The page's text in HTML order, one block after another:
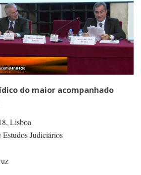
do maior acompanhado
Lisboa
Judiciários